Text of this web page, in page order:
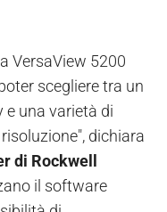
VersaView 5200
scegliere tra un
e una varietà di
dichiara
di Rockwell
il software